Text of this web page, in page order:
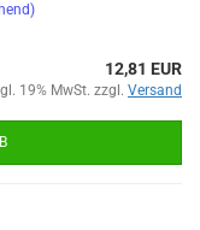
12,81 EUR
19% MwSt. zzgl. Versand